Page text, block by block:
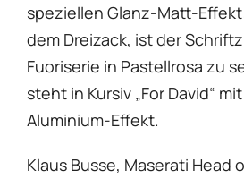
speziellen Glanz-Matt-
dem Dreizack, ist der
Fuoriserie in Pastellrosa zu
steht in Kursiv „For David“
Aluminium-Effekt.
Klaus Busse, Maserati Head